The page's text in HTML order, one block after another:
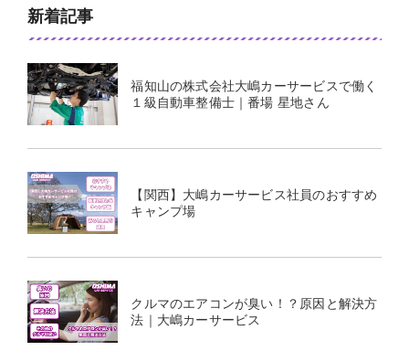
新着記事
福知山の株式会社大嶋カーサービスで働く
１級自動車整備士｜番場 星地さん
【関西】大嶋カーサービス社員のおすすめ
キャンプ場
クルマのエアコンが臭い！？原因と解決方
法｜大嶋カーサービス